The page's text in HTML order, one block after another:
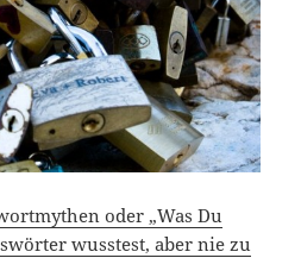
oder „Was Du
wusstest, aber nie zu